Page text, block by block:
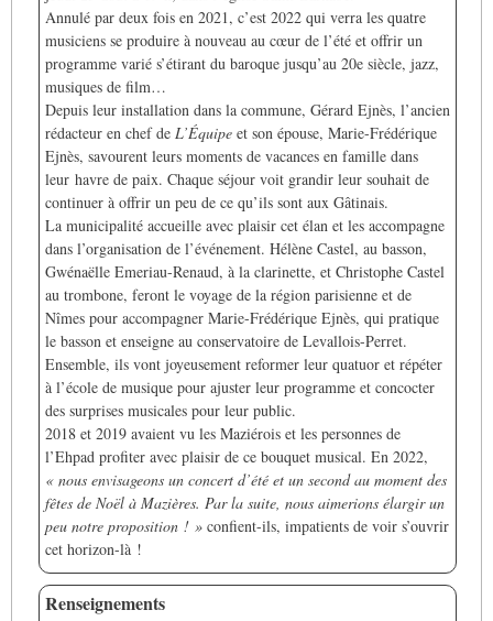
Annulé par deux fois en 2021, c’est 2022 qui verra les quatre
musiciens se produire à nouveau au cœur de l’été et offrir un
programme varié s’étirant du baroque jusqu’au 20e siècle, jazz,
musiques de film…
Depuis leur installation dans la commune, Gérard Ejnès, l’ancien
rédacteur en chef de L’Équipe et son épouse, Marie-Frédérique
Ejnès, savourent leurs moments de vacances en famille dans
leur havre de paix. Chaque séjour voit grandir leur souhait de
continuer à offrir un peu de ce qu’ils sont aux Gâtinais.
La municipalité accueille avec plaisir cet élan et les accompagne
dans l’organisation de l’événement. Hélène Castel, au basson,
Gwénaëlle Emeriau-Renaud, à la clarinette, et Christophe Castel
au trombone, feront le voyage de la région parisienne et de
Nîmes pour accompagner Marie-Frédérique Ejnès, qui pratique
le basson et enseigne au conservatoire de Levallois-Perret.
Ensemble, ils vont joyeusement reformer leur quatuor et répéter
à l’école de musique pour ajuster leur programme et concocter
des surprises musicales pour leur public.
2018 et 2019 avaient vu les Maziérois et les personnes de
l’Ehpad profiter avec plaisir de ce bouquet musical. En 2022,
« nous envisageons un concert d’été et un second au moment des
fêtes de Noël à Mazières. Par la suite, nous aimerions élargir un
peu notre proposition ! » confient-ils, impatients de voir s’ouvrir
cet horizon-là !
Renseignements